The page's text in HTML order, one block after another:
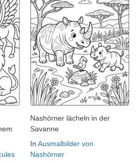
Nashörner lächeln in der
Savanne
In Ausmalbilder von
Nashörner